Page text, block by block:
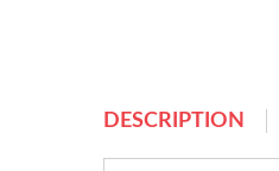
DESCRIPTION